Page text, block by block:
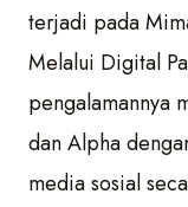
terjadi pada
Melalui Digital
pengalamannya
dan Alpha
media sosial